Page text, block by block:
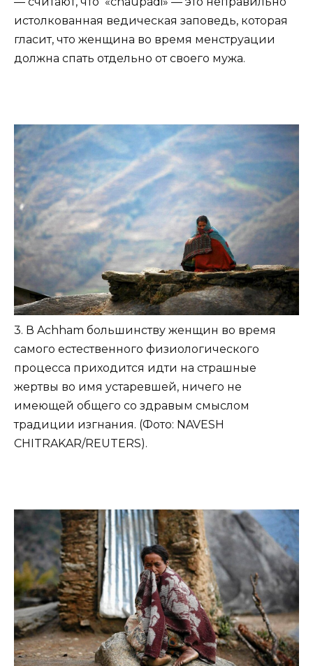
истолкованная ведическая заповедь, которая
гласит, что женщина во время менструации
должна спать отдельно от своего мужа.
3. В Achham большинству женщин во время
самого естественного физиологического
процесса приходится идти на страшные
жертвы во имя устаревшей, ничего не
имеющей общего со здравым смыслом
традиции изгнания. (Фото: NAVESH
CHITRAKAR/REUTERS).